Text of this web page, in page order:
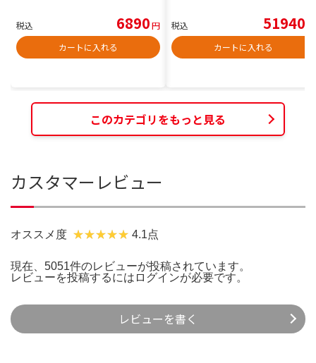
税込 6890円
カートに入れる
税込 51940
カートに入れる
このカテゴリをもっと見る
カスタマーレビュー
オススメ度 4.1点
現在、5051件のレビューが投稿されています。
レビューを投稿するには ログインが必要です。
レビューを書く